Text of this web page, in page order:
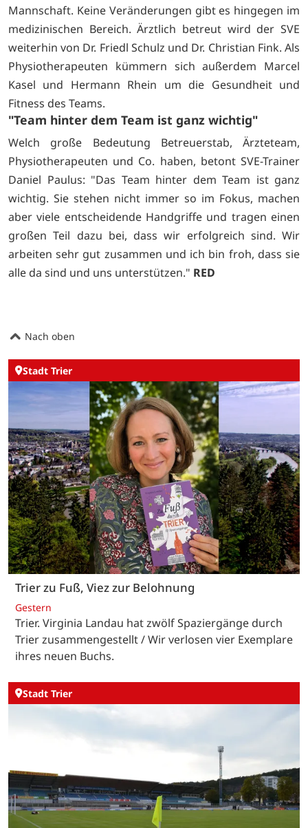
Mannschaft. Keine Veränderungen gibt es hingegen im
medizinischen Bereich. Ärztlich betreut wird der SVE
weiterhin von Dr. Friedl Schulz und Dr. Christian Fink. Als
Physiotherapeuten kümmern sich außerdem Marcel
Kasel und Hermann Rhein um die Gesundheit und
Fitness des Teams.
"Team hinter dem Team ist ganz wichtig"
Welch große Bedeutung Betreuerstab, Ärzteteam,
Physiotherapeuten und Co. haben, betont SVE-Trainer
Daniel Paulus: "Das Team hinter dem Team ist ganz
wichtig. Sie stehen nicht immer so im Fokus, machen
aber viele entscheidende Handgriffe und tragen einen
großen Teil dazu bei, dass wir erfolgreich sind. Wir
arbeiten sehr gut zusammen und ich bin froh, dass sie
alle da sind und uns unterstützen." RED
Nach oben
Stadt Trier
Trier zu Fuß, Viez zur Belohnung
Gestern
Trier. Virginia Landau hat zwölf Spaziergänge durch
Trier zusammengestellt / Wir verlosen vier Exemplare
ihres neuen Buchs.
Stadt Trier